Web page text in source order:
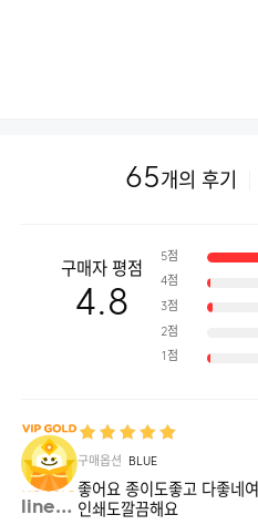
65개의 후기
구매자 평점
4.8
5점
4점
3점
2점
1점
linea**
구매옵션 BLUE
좋어요 종이도좋고 다좋네여
인쇄도깔끔해요